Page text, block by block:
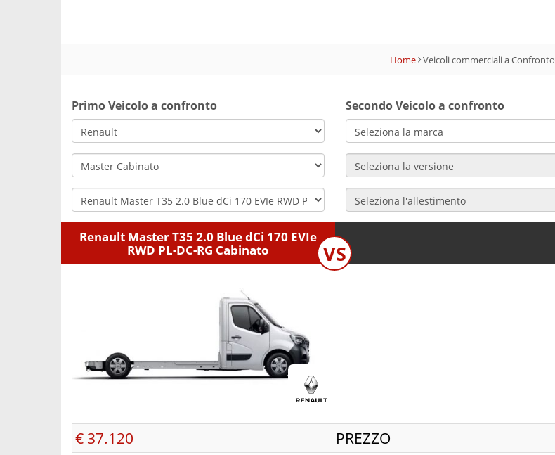
Home Veicoli commerciali a Confronto
Primo Veicolo a confronto Secondo Veicolo a confronto
Renault Master T35 2.0 Blue dCi 170 EVIe
RWD PL-DC-RG Cabinato
VS
€ 37.120 PREZZO